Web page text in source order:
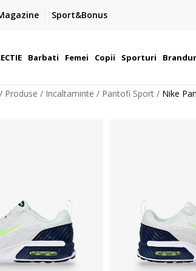
Sport&Bonus
prin WSPay - Visa, MasterCard,
Barbati Femei Copii Sporturi
Produse Incaltaminte Pantofi Sport Nike